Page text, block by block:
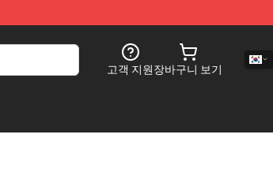
고객 지원장바구니 보기